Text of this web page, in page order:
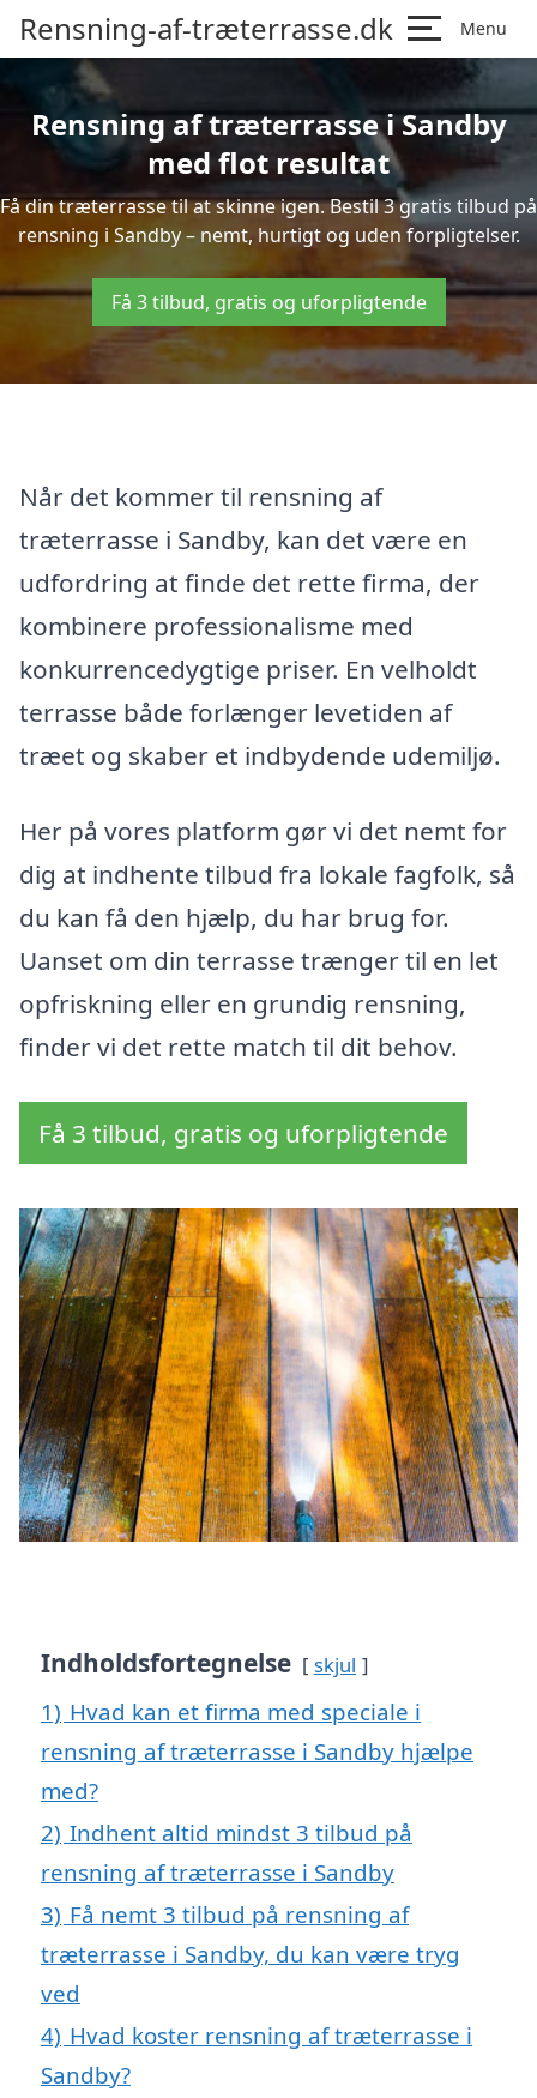
Rensning-af-træterrasse.dk Menu
Rensning af træterrasse i Sandby
med flot resultat
Få din træterrasse til at skinne igen. Bestil 3 gratis tilbud på
rensning i Sandby – nemt, hurtigt og uden forpligtelser.
Få 3 tilbud, gratis og uforpligtende
Når det kommer til rensning af
træterrasse i Sandby, kan det være en
udfordring at finde det rette firma, der
kombinere professionalisme med
konkurrencedygtige priser. En velholdt
terrasse både forlænger levetiden af
træet og skaber et indbydende udemiljø.
Her på vores platform gør vi det nemt for
dig at indhente tilbud fra lokale fagfolk, så
du kan få den hjælp, du har brug for.
Uanset om din terrasse trænger til en let
opfriskning eller en grundig rensning,
finder vi det rette match til dit behov.
Få 3 tilbud, gratis og uforpligtende
Indholdsfortegnelse skjul
1) Hvad kan et firma med speciale i
rensning af træterrasse i Sandby hjælpe
med?
2) Indhent altid mindst 3 tilbud på
rensning af træterrasse i Sandby
3) Få nemt 3 tilbud på rensning af
træterrasse i Sandby, du kan være tryg
ved
4) Hvad koster rensning af træterrasse i
Sandby?